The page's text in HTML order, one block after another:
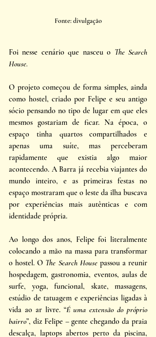
Fonte: divulgação
Foi nesse cenário que nasceu o The Search
House.
O projeto começou de forma simples, ainda
como hostel, criado por Felipe e seu antigo
sócio pensando no tipo de lugar em que eles
mesmos gostariam de ficar. Na época, o
espaço tinha quartos compartilhados e
apenas uma suíte, mas perceberam
rapidamente que existia algo maior
acontecendo. A Barra já recebia viajantes do
mundo inteiro, e as primeiras festas no
espaço mostraram que o leste da ilha buscava
por experiências mais autênticas e com
identidade própria.
Ao longo dos anos, Felipe foi literalmente
colocando a mão na massa para transformar
o hostel. O The Search House passou a reunir
hospedagem, gastronomia, eventos, aulas de
surfe, yoga, funcional, skate, massagens,
estúdio de tatuagem e experiências ligadas à
vida ao ar livre. “É uma extensão do próprio
bairro”, diz Felipe – gente chegando da praia
descalça, laptops abertos perto da piscina,